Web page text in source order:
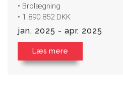
• Brolægning
• 1.890.852 DKK
jan. 2025 - apr. 2025
Læs mere